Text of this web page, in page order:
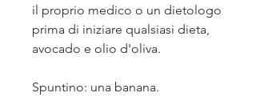
il proprio medico o un dietologo
prima di iniziare qualsiasi dieta,
avocado e olio d'oliva.
Spuntino: una banana.